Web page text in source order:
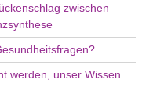
zwischen
werden, unser Wissen